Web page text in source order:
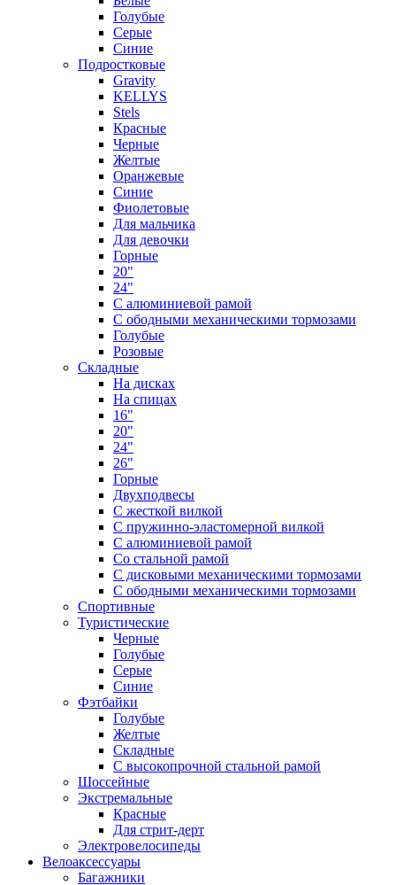
Голубые
Серые
Синие
Подростковые
Gravity
KELLYS
Stels
Красные
Черные
Желтые
Оранжевые
Синие
Фиолетовые
Для мальчика
Для девочки
Горные
20"
24"
С алюминиевой рамой
С ободными механическими тормозами
Голубые
Розовые
Складные
На дисках
На спицах
16"
20"
24"
26"
Горные
Двухподвесы
С жесткой вилкой
С пружинно-эластомерной вилкой
С алюминиевой рамой
Со стальной рамой
С дисковыми механическими тормозами
С ободными механическими тормозами
Спортивные
Туристические
Черные
Голубые
Серые
Синие
Фэтбайки
Голубые
Желтые
Складные
С высокопрочной стальной рамой
Шоссейные
Экстремальные
Красные
Для стрит-дерт
Электровелосипеды
Велоаксессуары
Багажники